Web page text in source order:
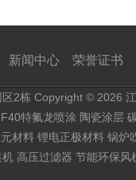
新闻中心 荣誉证书
2栋 Copyright © 2026
特氟龙喷涂 陶瓷涂层
材料 锂电正极材料 锅
机 高压过滤器 节能环保风